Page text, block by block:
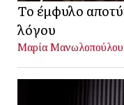
Το έμφυλο
λόγου
Μαρία Μανωλοπούλου